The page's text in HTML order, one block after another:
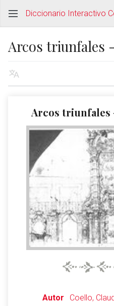
Abrir menú principal
Diccionario Interactivo
Arcos triunfales
Arcos triunfales
Autor Coello,